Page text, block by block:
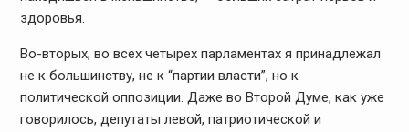
здоровья.
Во-вторых, во всех четырех парламентахя принадлежал
не к большинству, не к “партии власти”, но к
политической оппозиции. Даже во Второй Думе, как уже
говорилось, депутаты левой, патриотической и